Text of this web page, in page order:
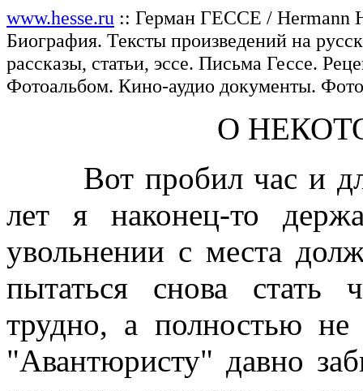
www.hesse.ru :: Герман ГЕССЕ / Hermann
Биография. Тексты произведений на
рассказы, статьи, эссе. Письма Гессе.
Фотоальбом. Кино-аудио документы.
О
Вот пробил час и для
лет я наконец-то
увольнении с места
пытаться снова стать
трудно, а полностью
"Авантюристу" давно